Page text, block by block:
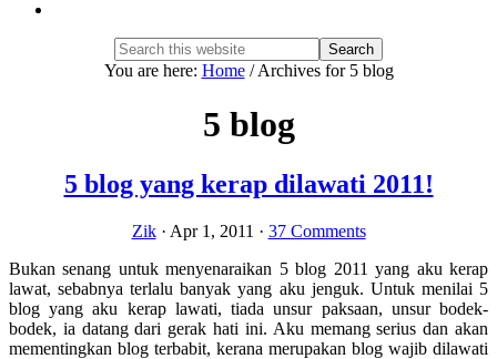
Search
this
Hide
You are here: Home /Archives for 5 blog
5 blog
5 blog yang kerap dilawati 2011!
Zik· Apr 1, 2011 · 37 Comments
Bukan senang untuk menyenaraikan 5 blog 2011 yang aku kerap
lawat, sebabnya terlalu banyak yang aku jenguk. Untuk menilai 5
blog yang aku kerap lawati, tiada unsur paksaan, unsur bodek-
bodek, ia datang dari gerak hati ini. Aku memang serius dan akan
mementingkan blog terbabit, kerana merupakan blog wajib dilawati